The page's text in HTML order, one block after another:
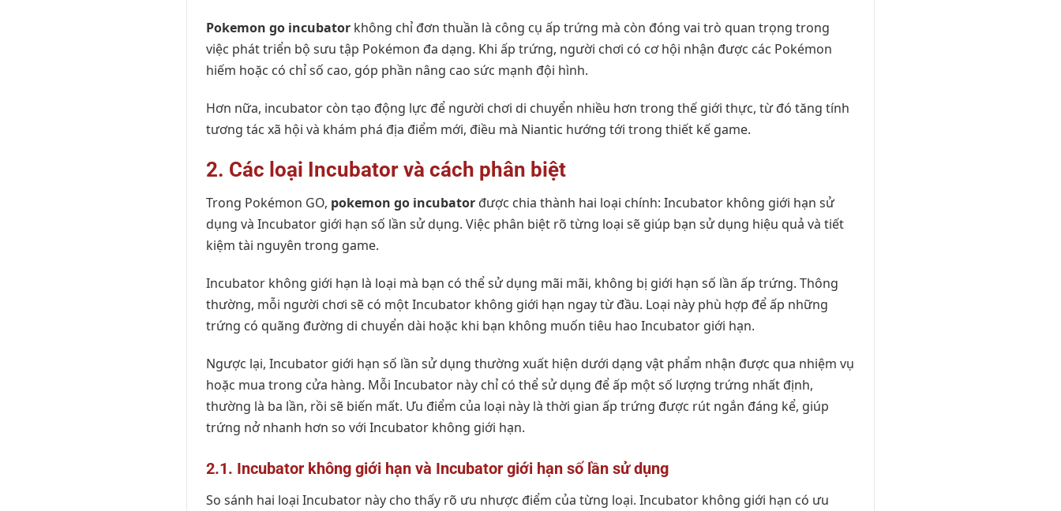
Pokemon go incubator không chỉ đơn thuần là công cụ ấp trứng mà còn đóng vai trò quan trọng trong
việc phát triển bộ sưu tập Pokémon đa dạng. Khi ấp trứng, người chơi có cơ hội nhận được các Pokémon
hiếm hoặc có chỉ số cao, góp phần nâng cao sức mạnh đội hình.
Hơn nữa, incubator còn tạo động lực để người chơi di chuyển nhiều hơn trong thế giới thực, từ đó tăng tính
tương tác xã hội và khám phá địa điểm mới, điều mà Niantic hướng tới trong thiết kế game.
2. Các loại Incubator và cách phân biệt
Trong Pokémon GO, pokemon go incubator được chia thành hai loại chính: Incubator không giới hạn sử
dụng và Incubator giới hạn số lần sử dụng. Việc phân biệt rõ từng loại sẽ giúp bạn sử dụng hiệu quả và tiết
kiệm tài nguyên trong game.
Incubator không giới hạn là loại mà bạn có thể sử dụng mãi mãi, không bị giới hạn số lần ấp trứng. Thông
thường, mỗi người chơi sẽ có một Incubator không giới hạn ngay từ đầu. Loại này phù hợp để ấp những
trứng có quãng đường di chuyển dài hoặc khi bạn không muốn tiêu hao Incubator giới hạn.
Ngược lại, Incubator giới hạn số lần sử dụng thường xuất hiện dưới dạng vật phẩm nhận được qua nhiệm vụ
hoặc mua trong cửa hàng. Mỗi Incubator này chỉ có thể sử dụng để ấp một số lượng trứng nhất định,
thường là ba lần, rồi sẽ biến mất. Ưu điểm của loại này là thời gian ấp trứng được rút ngắn đáng kể, giúp
trứng nở nhanh hơn so với Incubator không giới hạn.
2.1. Incubator không giới hạn và Incubator giới hạn số lần sử dụng
So sánh hai loại Incubator này cho thấy rõ ưu nhược điểm của từng loại. Incubator không giới hạn có ưu